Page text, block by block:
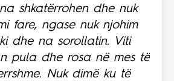
shkatërrohen dhe nuk
fare, ngase nuk njohim
dhe na sorollatin. Viti
pula dhe rosa në mes të
Nuk dimë ku të